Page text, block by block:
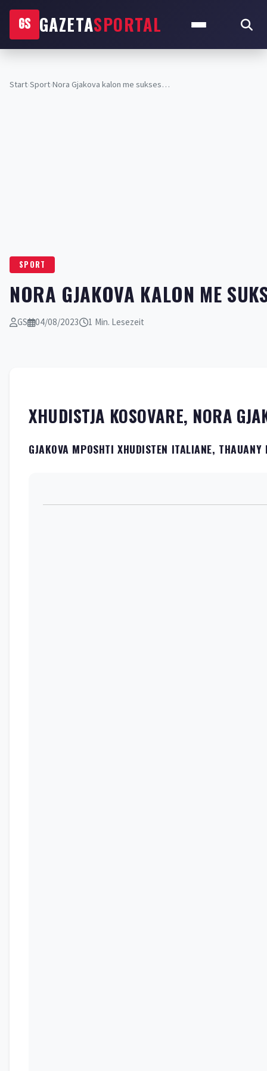
GS GAZETASPORTAL
Start›Sport›Nora Gjakova kalon me sukses…
SPORT
NORA GJAKOVA KALON ME
GS 04/08/2023 1 Min. Lesezeit
XHUDISTJA KOSOVARE, NORA
GJAKOVA MPOSHTI XHUDISTEN ITALIANE,